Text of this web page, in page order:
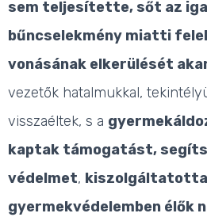
sem teljesítette, sőt az
bűncselekmény miatti
vonásának elkerülését
vezetők hatalmukkal,
visszaéltek, s a
kaptak támogatást,
védelmet,
gyermekvédelemben élők